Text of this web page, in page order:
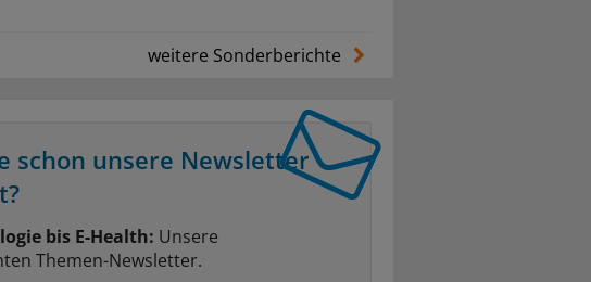
weitere Sonderberichte
schon unsere Newsletter
bis E-Health: Unsere
Themen-Newsletter.